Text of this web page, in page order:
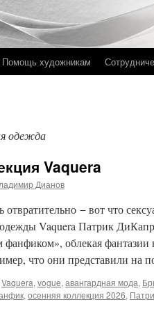
Помощь художникам
одежда
Vaquera
Дианов
отвратительно − вот что
одежды Vaquera Патрик
облекая
что они представили на
Vaquera, vogue, авангардная мода,
, осенняя коллекция 2026,